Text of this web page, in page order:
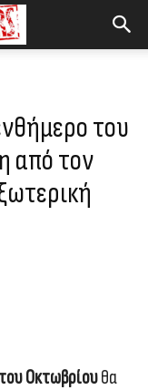
του
από τον
Οκτωβρίουθα